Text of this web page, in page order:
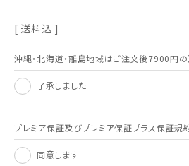
メールでのお問い合わせ
送料込
沖縄・北海道・離島地域はご注文後7900円の
了承しました
プレミア保証及びプレミア保証プラス保証規
同意します